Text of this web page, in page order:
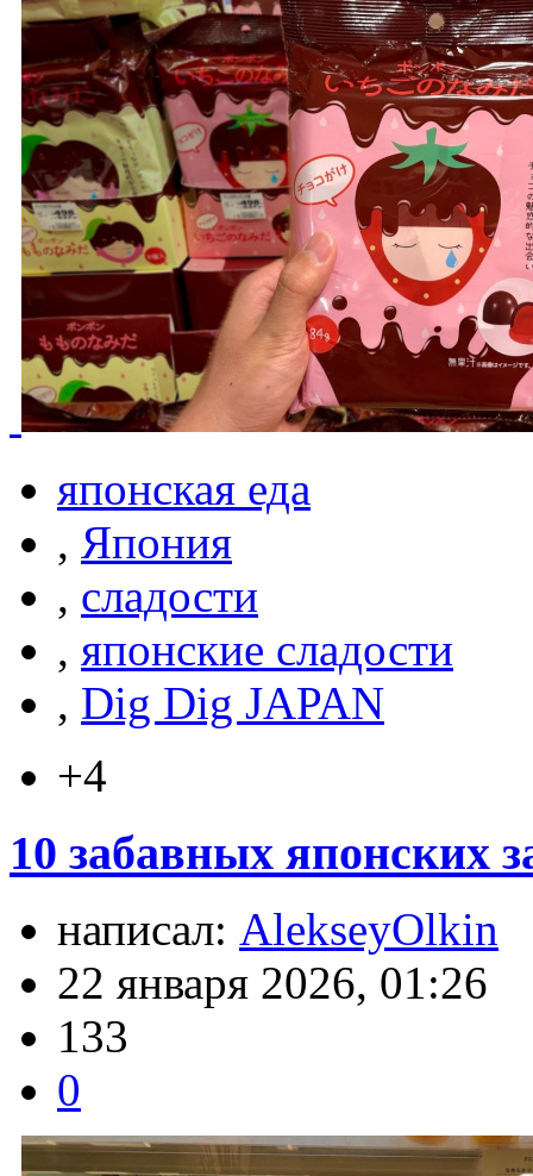
японская еда
, Япония
, сладости
, японские сладости
, Dig Dig JAPAN
+4
10 забавных японских
написал: AlekseyOlkin
22 января 2026, 01:26
133
0